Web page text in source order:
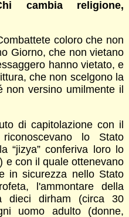
cambia religione,
coloro che non
Giorno, che non vietano
hanno vietato, e
che non scelgono la
non versino umilmente il
di capitolazione con il
lo Stato
“jizya” conferiva loro lo
e con il quale ottenevano
in sicurezza nello Stato
l'ammontare della
dieci dirham (circa 30
uomo adulto (donne,